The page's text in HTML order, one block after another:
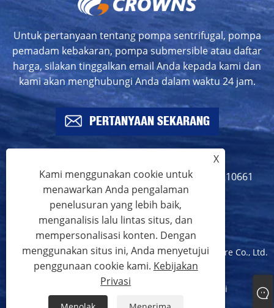
Untuk pertanyaan tentang pompa sentrifugal, pompa
pemadam kebakaran, pompa submersible atau daftar
harga, silakan tinggalkan email Anda kepada kami dan
kami akan menghubungi Anda dalam waktu 24 jam.
PERTANYAAN SEKARANG
+86-18217210661
info@crownspump.com
+86-18217210661
Hak Cipta © 2024 Shanghai Crowns Pump Manufacture Co., Ltd.
Semua Hak Dilindungi Undang-undang.
Sitemap RSS Kebijakan Privasi
X
Kami menggunakan cookie untuk
menawarkan Anda pengalaman
penelusuran yang lebih baik,
menganalisis lalu lintas situs, dan
mempersonalisasi konten. Dengan
menggunakan situs ini, Anda menyetujui
penggunaan cookie kami. Kebijakan
Privasi